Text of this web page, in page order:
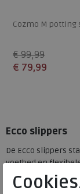
Cozmo M potting
€ 99,99
€ 79,99
Ecco slippers
De Ecco slippers
voetbed en
leren model of
ervaart altijd het